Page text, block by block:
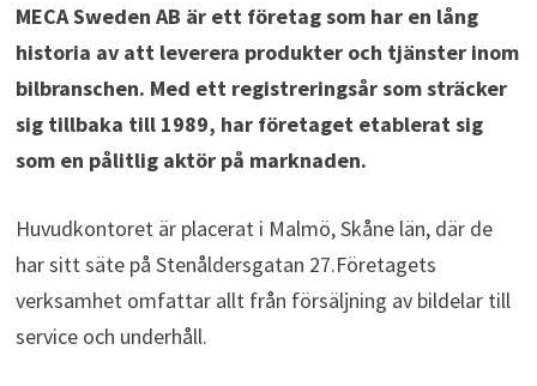
MECA Sweden AB är ett företag som har en lång
historia av att leverera produkter och tjänster inom
bilbranschen. Med ett registreringsår som sträcker
sig tillbaka till 1989, har företaget etablerat sig
som en pålitlig aktör på marknaden.
Huvudkontoret är placerat i Malmö, Skåne län, där de
har sitt säte på Stenåldersgatan 27.Företagets
verksamhet omfattar allt från försäljning av bildelar till
service och underhåll.